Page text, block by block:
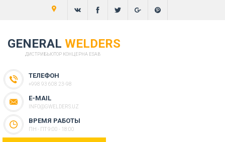
GENERAL WELDERS
ДИСТРИБЬЮТОР КОНЦЕРНА ESAB
ТЕЛЕФОН
+998 93 608 23-98
E-MAIL
INFO@GWELDERS.UZ
ВРЕМЯ РАБОТЫ
ПН - ПТ 9:00 - 18:00